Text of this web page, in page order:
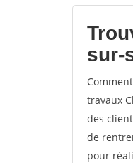
sur-
travaux
des
de
pour